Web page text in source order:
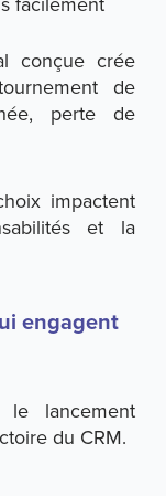
conçue crée
de
perte de
impactent
et la
engagent
le lancement
du CRM.